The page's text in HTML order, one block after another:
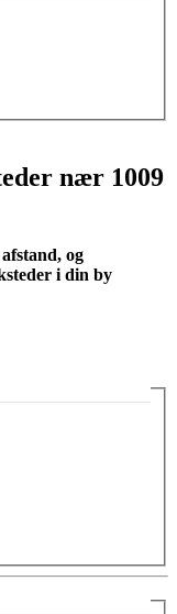
nær 1009
og
i din by